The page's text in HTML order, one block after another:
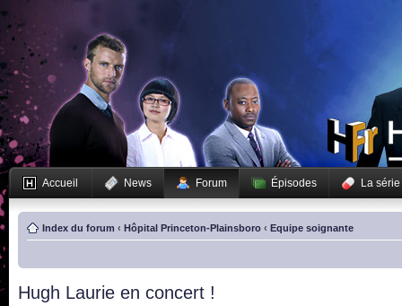
Accueil News Forum Épisodes La série
Index du forum ‹ Hôpital Princeton-Plainsboro ‹ Equipe soignante
Hugh Laurie en concert !